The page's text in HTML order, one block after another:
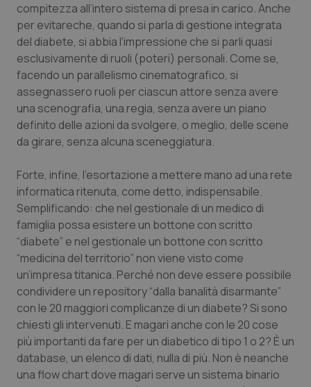
compitezza all’intero sistema di presa in carico. Anche
per evitareche, quando si parla di gestione integrata
del diabete, si abbia l’impressione che si parli quasi
esclusivamente di ruoli (poteri) personali. Come se,
facendo un parallelismo cinematografico, si
assegnassero ruoli per ciascun attore senza avere
una scenografia, una regia, senza avere un piano
definito delle azioni da svolgere, o meglio, delle scene
da girare, senza alcuna sceneggiatura.
Forte, infine, l’esortazione a mettere mano ad una rete
informatica ritenuta, come detto, indispensabile.
Semplificando: che nel gestionale di un medico di
famiglia possa esistere un bottone con scritto
“diabete” e nel gestionale un bottone con scritto
“medicina del territorio” non viene visto come
un’impresa titanica. Perché non deve essere possibile
condividere un repository “dalla banalità disarmante”
con le 20 maggiori complicanze di un diabete? Si sono
chiesti gli intervenuti. E magari anche con le 20 cose
più importanti da fare per un diabetico di tipo 1 o 2? È un
database, un elenco di dati, nulla di più. Non è neanche
una flow chart dove magari serve un sistema binario